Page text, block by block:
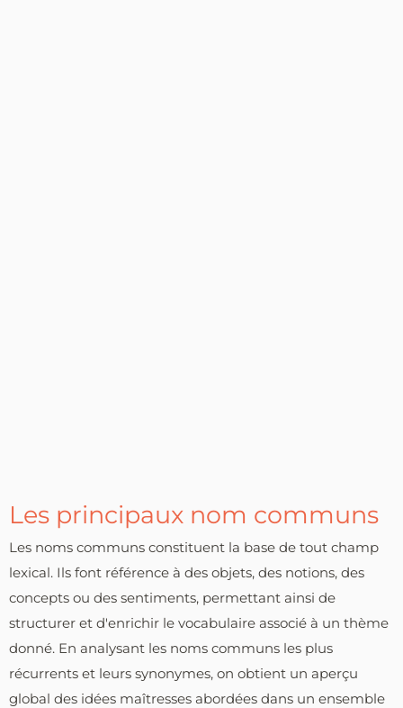
Les principaux nom communs
Les noms communs constituent la base de tout champ
lexical. Ils font référence à des objets, des notions, des
concepts ou des sentiments, permettant ainsi de
structurer et d'enrichir le vocabulaire associé à un thème
donné. En analysant les noms communs les plus
récurrents et leurs synonymes, on obtient un aperçu
global des idées maîtresses abordées dans un ensemble